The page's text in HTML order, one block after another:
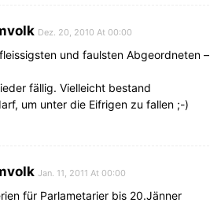
Dez. 20, 2010 At 00:00
und faulsten Abgeordneten –
fällig. Vielleicht bestand
um unter die Eifrigen zu fallen ;-)
Jan. 11, 2011 At 00:00
für Parlametarier bis 20.Jänner